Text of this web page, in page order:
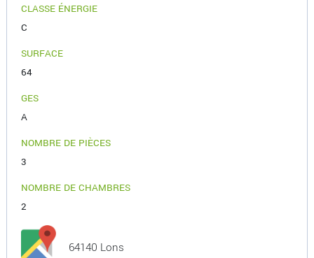
CLASSE ÉNERGIE
C
SURFACE
64
GES
A
NOMBRE DE PIÈCES
3
NOMBRE DE CHAMBRES
2
64140 Lons